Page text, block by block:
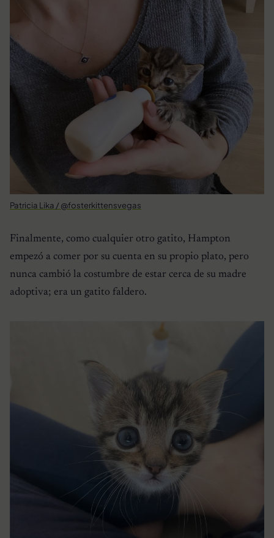
Patricia Lika / @fosterkittensvegas
Finalmente, como cualquier otro gatito, Hampton
empezó a comer por su cuenta en su propio plato, pero
nunca cambió la costumbre de estar cerca de su madre
adoptiva; era un gatito faldero.